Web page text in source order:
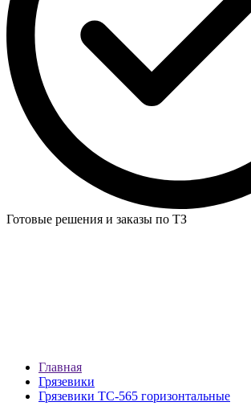
Готовые решения и заказы по ТЗ
Главная
Грязевики
Грязевики ТС-565 горизонтальные